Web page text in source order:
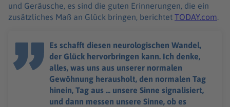
und Geräusche, es sind die guten Erinnerungen, die ein
zusätzliches Maß an Glück bringen, berichtet TODAY.com.
Es schafft diesen neurologischen Wandel,
der Glück hervorbringen kann. Ich denke,
alles, was uns aus unserer normalen
Gewöhnung herausholt, den normalen Tag
hinein, Tag aus ... unsere Sinne signalisiert,
und dann messen unsere Sinne, ob es